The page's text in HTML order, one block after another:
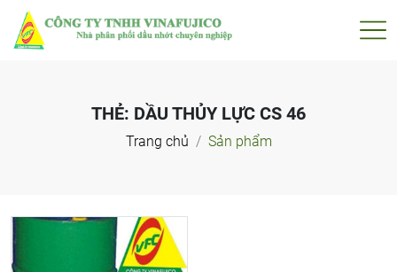
THẺ: DẦU THỦY LỰC CS 46
Trang chủ Sản phẩm